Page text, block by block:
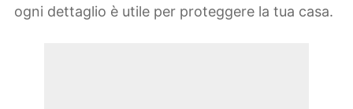
ogni dettaglio è utile per proteggere la tua casa.